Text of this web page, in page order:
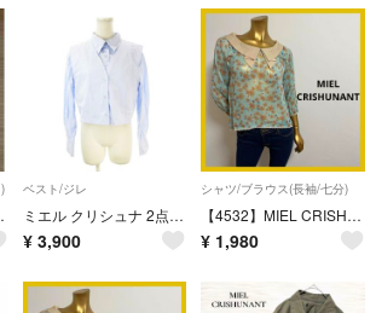
ホワイト
ベスト/ジレ
ミエル クリシュナ 2点セット ベスト 長袖シャツ F 青 ブルー 無地
¥ 3,900
シャツ/ブラウス(長袖/七分)
【4532】MIEL CRISHUNANT 花柄 襟付き ブラウス F
¥ 1,980